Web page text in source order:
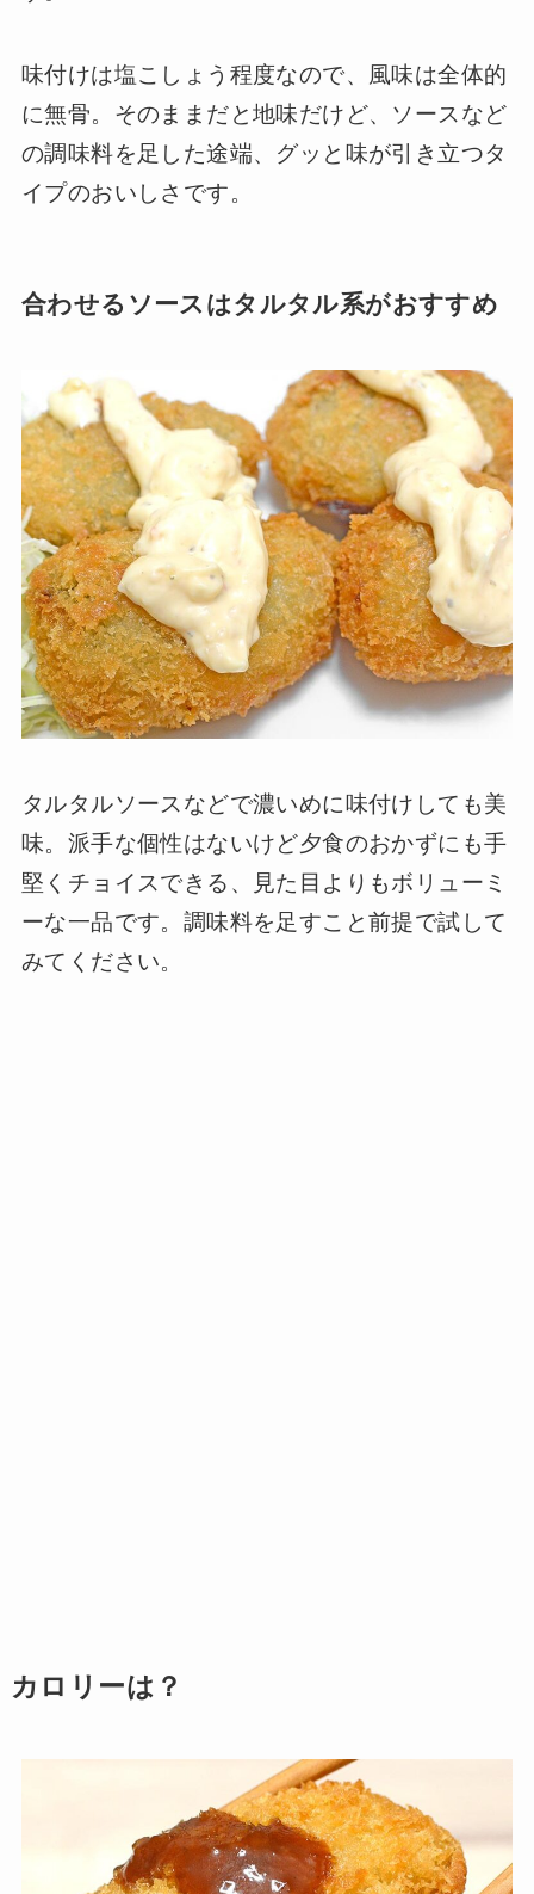
味付けは塩こしょう程度なので、風味は全体的
に無骨。そのままだと地味だけど、ソースなど
の調味料を足した途端、グッと味が引き立つタ
イプのおいしさです。
合わせるソースはタルタル系がおすすめ
タルタルソースなどで濃いめに味付けしても美
味。派手な個性はないけど夕食のおかずにも手
堅くチョイスできる、見た目よりもボリューミ
ーな一品です。調味料を足すこと前提で試して
みてください。
カロリーは？